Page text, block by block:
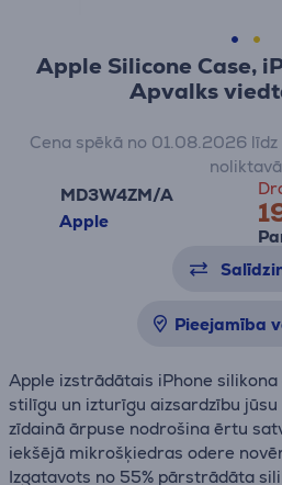
Apple Silicone Case,
Apvalks
MD3W4ZM/A
Apple
Cena spēkā no 01.08.2026
noliktavā
Pieejamība
Apple izstrādātais iPhone
stilīgu un izturīgu aizsardzību
zīdainā ārpuse nodrošina ērtu
iekšējā mikrošķiedras odere
Izgatavots no 55% pārstrādāta